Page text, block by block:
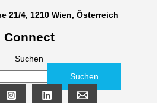
21/4, 1210 Wien, Österreich
Connect
Suchen
Suchen